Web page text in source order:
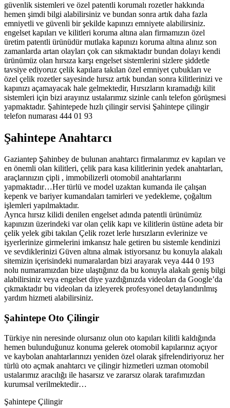
güvenlik sistemleri ve özel patentli korumalı rozetler hakkında
hemen şimdi bilgi alabilirsiniz ve bundan sonra artık daha fazla
emniyetli ve güvenli bir şekilde kapınızı emniyete alabilirsiniz.
engelset kapıları ve kilitleri koruma altına alan firmamızın özel
üretim patentli ürünüdür mutlaka kapınızı koruma altına alınız son
zamanlarda artan olayları çok can sıkmaktadır bundan dolayı kendi
ürünümüz olan hırsıza karşı engelset sistemlerini sizlere şiddetle
tavsiye ediyoruz çelik kapılara takılan özel emniyet çubukları ve
özel çelik rozetler sayesinde hırsız artık bundan sonra kilitlerinizi ve
kapınızı açamayacak hale gelmektedir, Hırsızların kıramadığı kilit
sistemleri için bizi arayınız ustalarımız sizinle canlı telefon görüşmesi
yapmaktadır. Şahintepede hızlı çilingir servisi Şahintepe çilingir
telefon numarası 444 01 93
Şahintepe Anahtarcı
Gaziantep Şahinbey de bulunan anahtarcı firmalarımız ev kapıları ve
en önemli olan kilitleri, çelik para kasa kilitlerinin yedek anahtarları,
araçlarınızın çipli , immobilizerli otomobil anahtarlarını
yapmaktadır…Her türlü ve model uzaktan kumanda ile çalışan
kepenk ve bariyer kumandaları tamirleri ve yedekleme, çoğaltım
işlemleri yapılmaktadır.
Ayrıca hırsız kilidi denilen engelset adında patentli ürünümüz
kapınızın üzerindeki var olan çelik kapı ve kilitlerin üstüne adeta bir
çelik yelek gibi takılan Çelik rozet lerle hırsızların evlerinize ve
işyerlerinize girmelerini imkansız hale getiren bu sistemle kendinizi
ve sevdiklerinizi Güven altına almak istiyorsanız bu konuyla alakalı
sitemizin içerisindeki numaralardan bizi arayarak veya 444 0 193
nolu numaramızdan bize ulaştığınız da bu konuyla alakalı geniş bilgi
alabilirsiniz veya engelset diye yazdığınızda videoları da Google’da
çıkmaktadır bu videoları da izleyerek profesyonel detaylandırılmış
yardım hizmeti alabilirsiniz.
Şahintepe Oto Çilingir
Türkiye nin neresinde olursanız olun oto kapıları kilitli kaldığında
hemen bulunduğunuz konuma gelerek otomobil kapılarınız açıyor
ve kaybolan anahtarlarınızı yeniden özel olarak şifrelendiriyoruz her
türlü oto açmak anahtarcı ve çilingir hizmetleri uzman otomobil
ustalarımız aracılığı ile hasarsız ve zararsız olarak tarafımızdan
kurumsal verilmektedir…
Şahintepe Çilingir